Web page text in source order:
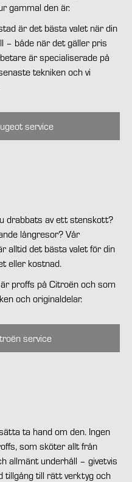
gammal den är.
är det bästa valet när din
– både när det gäller pris
är specialiserade på
tekniken och vi
service
drabbats av ett stenskott?
långresor? Vår
alltid det bästa valet för din
eller kostnad.
proffs på Citroën och som
och originaldelar.
service
ta hand om den. Ingen
som sköter allt från
allmänt underhåll – givetvis
tillgång till rätt verktyg och